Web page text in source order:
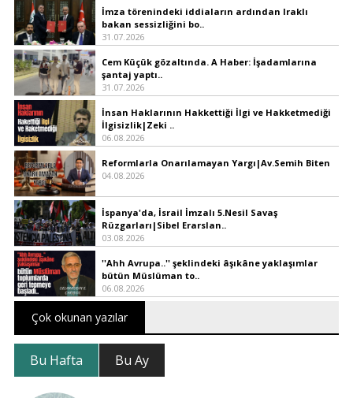
İmza törenindeki iddiaların ardından Iraklı
bakan sessizliğini bo..
31.07.2026
Cem Küçük gözaltında. A Haber: İşadamlarına
şantaj yaptı..
31.07.2026
İnsan Haklarının Hakkettiği İlgi ve Hakketmediği
İlgisizlik|Zeki ..
06.08.2026
Reformlarla Onarılamayan Yargı|Av.Semih Biten
04.08.2026
İspanya'da, İsrail İmzalı 5.Nesil Savaş
Rüzgarları|Sibel Erarslan..
03.08.2026
''Ahh Avrupa..'' şeklindeki âşıkâne yaklaşımlar
bütün Müslüman to..
06.08.2026
Çok okunan yazılar
Bu Hafta Bu Ay